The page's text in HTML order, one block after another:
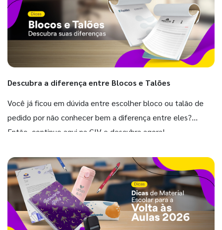
Descubra a diferença entre Blocos e Talões
Você já ficou em dúvida entre escolher bloco ou talão de
pedido por não conhecer bem a diferença entre eles?
Então, continue aqui na GIV e descubra agora!